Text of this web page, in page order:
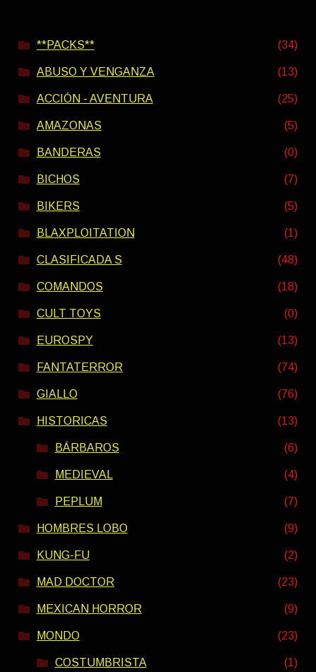
**PACKS** (34)
ABUSO Y VENGANZA (13)
ACCIÓN - AVENTURA (25)
AMAZONAS (5)
BANDERAS (0)
BICHOS (7)
BIKERS (5)
BLAXPLOITATION (1)
CLASIFICADA S (48)
COMANDOS (18)
CULT TOYS (0)
EUROSPY (13)
FANTATERROR (74)
GIALLO (76)
HISTORICAS (13)
BÁRBAROS (6)
MEDIEVAL (4)
PEPLUM (7)
HOMBRES LOBO (9)
KUNG-FU (2)
MAD DOCTOR (23)
MEXICAN HORROR (9)
MONDO (23)
COSTUMBRISTA (1)